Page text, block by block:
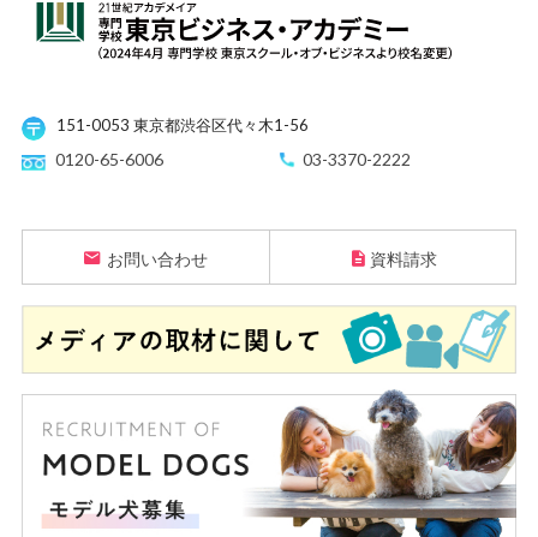
151-0053 東京都渋谷区代々木1-56
0120-65-6006 03-3370-2222
お問い合わせ 資料請求